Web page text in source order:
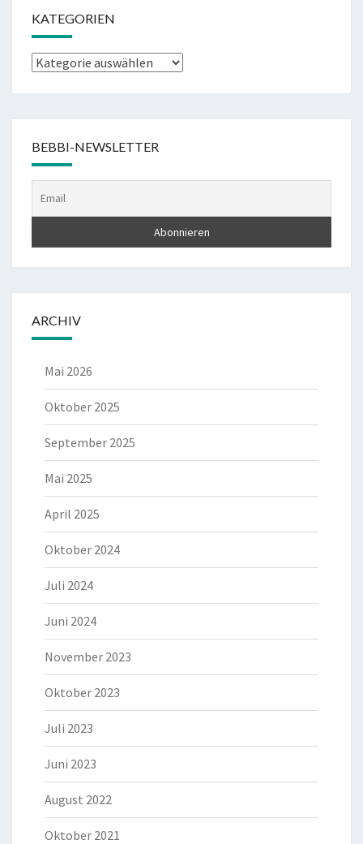
KATEGORIEN
Kategorien
BEBBI-NEWSLETTER
ARCHIV
Mai 2026
Oktober 2025
September 2025
Mai 2025
April 2025
Oktober 2024
Juli 2024
Juni 2024
November 2023
Oktober 2023
Juli 2023
Juni 2023
August 2022
Oktober 2021